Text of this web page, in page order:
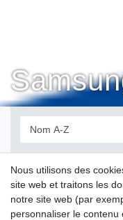
Nous utilisons des
site web et traitons les
notre site web (par
personnaliser le